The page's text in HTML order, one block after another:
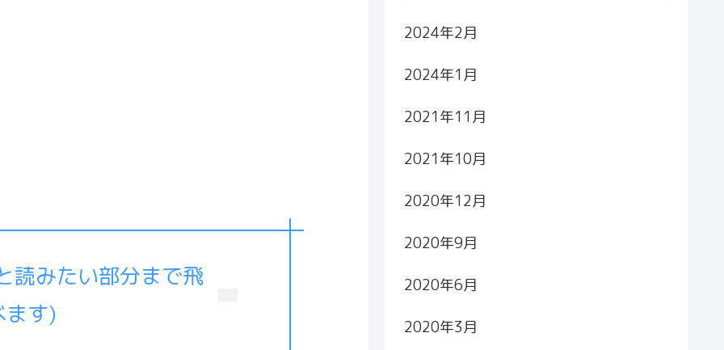
読みたい部分まで飛
ます)
2024年2月
2024年1月
2021年11月
2021年10月
2020年12月
2020年9月
2020年6月
2020年3月